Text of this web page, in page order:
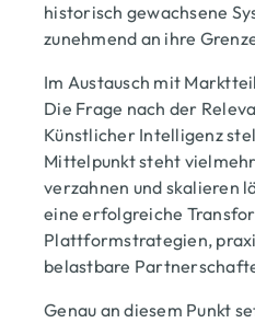
historisch gewachsene
zunehmend an ihre
Im Austausch mit
Die Frage nach der
Künstlicher Intelligenz
Mittelpunkt steht
verzahnen und skalieren
eine erfolgreiche
Plattformstrategien,
belastbare
Genau an diesem Punkt